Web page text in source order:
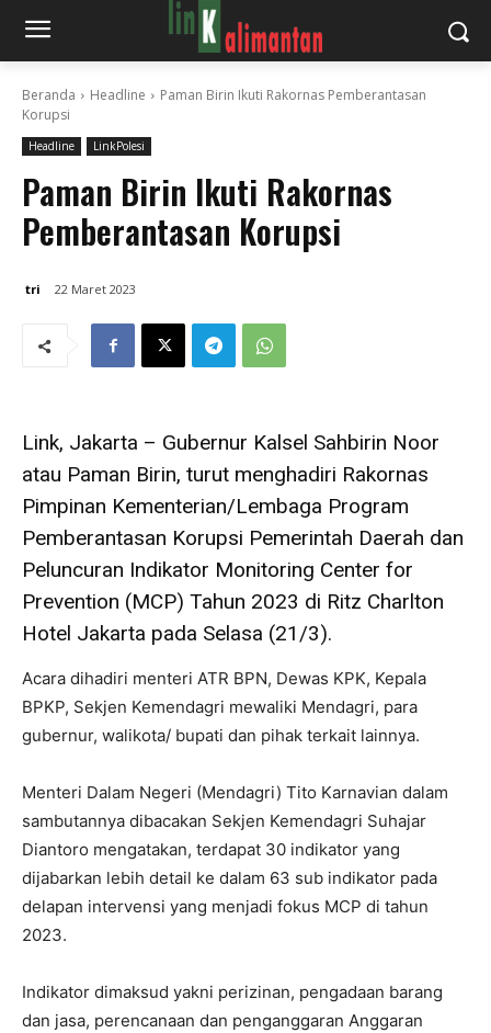
Beranda Headline
Paman Birin Ikuti Rakornas Pemberantasan
Korupsi
Headline LinkPolesi
Paman Birin Ikuti Rakornas
Pemberantasan Korupsi
tri 22 Maret 2023
Link, Jakarta – Gubernur Kalsel Sahbirin Noor
atau Paman Birin, turut menghadiri Rakornas
Pimpinan Kementerian/Lembaga Program
Pemberantasan Korupsi Pemerintah Daerah dan
Peluncuran Indikator Monitoring Center for
Prevention (MCP) Tahun 2023 di Ritz Charlton
Hotel Jakarta pada Selasa (21/3).
Acara dihadiri menteri ATR BPN, Dewas KPK, Kepala
BPKP, Sekjen Kemendagri mewaliki Mendagri, para
gubernur, walikota/ bupati dan pihak terkait lainnya.
Menteri Dalam Negeri (Mendagri) Tito Karnavian dalam
sambutannya dibacakan Sekjen Kemendagri Suhajar
Diantoro mengatakan, terdapat 30 indikator yang
dijabarkan lebih detail ke dalam 63 sub indikator pada
delapan intervensi yang menjadi fokus MCP di tahun
2023.
Indikator dimaksud yakni perizinan, pengadaan barang
dan jasa, perencanaan dan penganggaran Anggaran